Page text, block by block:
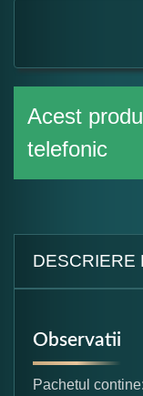
Acest
telefonic
DESCRIERE
Observatii
Pachetul contine: